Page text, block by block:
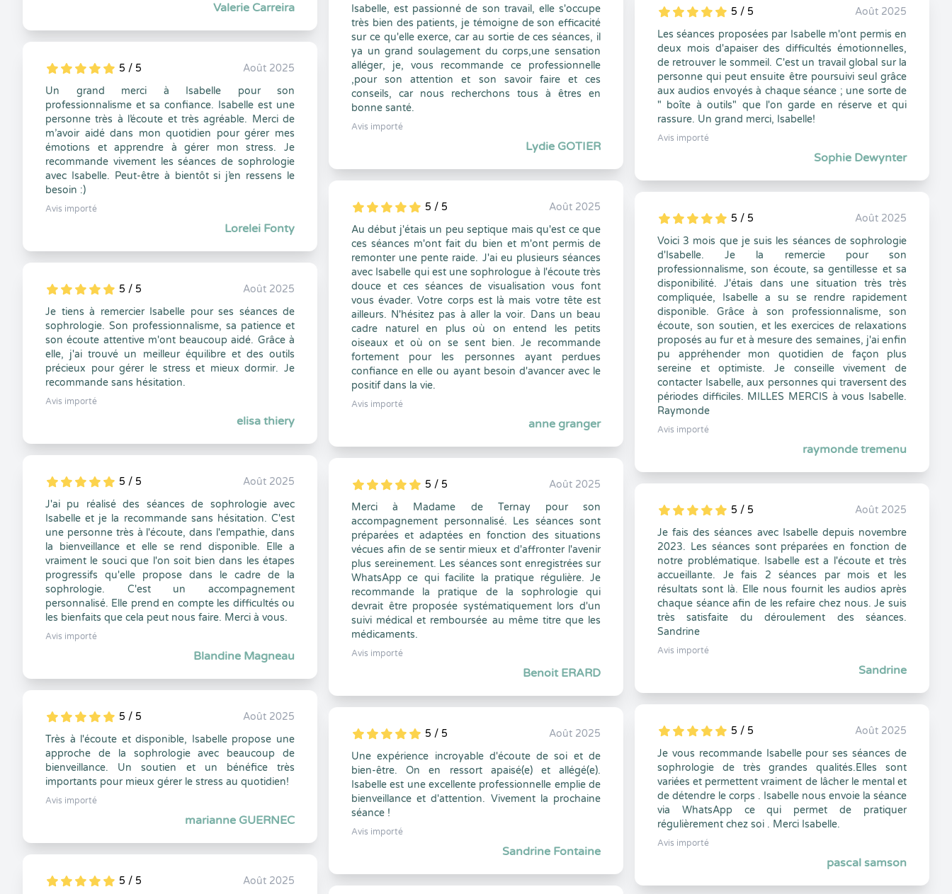
Valerie Carreira
5
1
5
0 5 / 5
Août 2025
Un grand merci à Isabelle pour son
professionnalisme et sa confiance. Isabelle est une
personne très à l’écoute et très agréable. Merci de
m’avoir aidé dans mon quotidien pour gérer mes
émotions et apprendre à gérer mon stress. Je
recommande vivement les séances de sophrologie
avec Isabelle. Peut-être à bientôt si j’en ressens le
besoin :)
Avis importé
Lorelei Fonty
5
1
5
0 5 / 5
Août 2025
Je tiens à remercier Isabelle pour ses séances de
sophrologie. Son professionnalisme, sa patience et
son écoute attentive m'ont beaucoup aidé. Grâce à
elle, j'ai trouvé un meilleur équilibre et des outils
précieux pour gérer le stress et mieux dormir. Je
recommande sans hésitation.
Avis importé
elisa thiery
5
1
5
0 5 / 5
Août 2025
J'ai pu réalisé des séances de sophrologie avec
Isabelle et je la recommande sans hésitation. C'est
une personne très à l'écoute, dans l'empathie, dans
la bienveillance et elle se rend disponible. Elle a
vraiment le souci que l'on soit bien dans les étapes
progressifs qu'elle propose dans le cadre de la
sophrologie. C'est un accompagnement
personnalisé. Elle prend en compte les difficultés ou
les bienfaits que cela peut nous faire. Merci à vous.
Avis importé
Blandine Magneau
5
1
5
0 5 / 5
Août 2025
Très à l'écoute et disponible, Isabelle propose une
approche de la sophrologie avec beaucoup de
bienveillance. Un soutien et un bénéfice très
importants pour mieux gérer le stress au quotidien!
Avis importé
marianne GUERNEC
5
1
5
0 5 / 5
Août 2025
Isabelle, est passionné de son travail, elle s'occupe
très bien des patients, je témoigne de son efficacité
sur ce qu'elle exerce, car au sortie de ces séances, il
ya un grand soulagement du corps,une sensation
alléger, je, vous recommande ce professionnelle
,pour son attention et son savoir faire et ces
conseils, car nous recherchons tous à êtres en
bonne santé.
Avis importé
Lydie GOTIER
5
1
5
0 5 / 5
Août 2025
Au début j'étais un peu septique mais qu'est ce que
ces séances m'ont fait du bien et m'ont permis de
remonter une pente raide. J'ai eu plusieurs séances
avec Isabelle qui est une sophrologue à l'écoute très
douce et ces séances de visualisation vous font
vous évader. Votre corps est là mais votre tête est
ailleurs. N'hésitez pas à aller la voir. Dans un beau
cadre naturel en plus où on entend les petits
oiseaux et où on se sent bien. Je recommande
fortement pour les personnes ayant perdues
confiance en elle ou ayant besoin d'avancer avec le
positif dans la vie.
Avis importé
anne granger
5
1
5
0 5 / 5
Août 2025
Merci à Madame de Ternay pour son
accompagnement personnalisé. Les séances sont
préparées et adaptées en fonction des situations
vécues afin de se sentir mieux et d'affronter l'avenir
plus sereinement. Les séances sont enregistrées sur
WhatsApp ce qui facilite la pratique régulière. Je
recommande la pratique de la sophrologie qui
devrait être proposée systématiquement lors d'un
suivi médical et remboursée au même titre que les
médicaments.
Avis importé
Benoit ERARD
5
1
5
0 5 / 5
Août 2025
Une expérience incroyable d'écoute de soi et de
bien-être. On en ressort apaisé(e) et allégé(e).
Isabelle est une excellente professionnelle emplie de
bienveillance et d'attention. Vivement la prochaine
séance !
Avis importé
Sandrine Fontaine
5
1
5
0 5 / 5
Août 2025
Les séances proposées par Isabelle m'ont permis en
deux mois d'apaiser des difficultés émotionnelles,
de retrouver le sommeil. C'est un travail global sur la
personne qui peut ensuite être poursuivi seul grâce
aux audios envoyés à chaque séance ; une sorte de
" boîte à outils" que l'on garde en réserve et qui
rassure. Un grand merci, Isabelle!
Avis importé
Sophie Dewynter
5
1
5
0 5 / 5
Août 2025
Voici 3 mois que je suis les séances de sophrologie
d'Isabelle. Je la remercie pour son
professionnalisme, son écoute, sa gentillesse et sa
disponibilité. J'étais dans une situation très très
compliquée, Isabelle a su se rendre rapidement
disponible. Grâce à son professionnalisme, son
écoute, son soutien, et les exercices de relaxations
proposés au fur et à mesure des semaines, j'ai enfin
pu appréhender mon quotidien de façon plus
sereine et optimiste. Je conseille vivement de
contacter Isabelle, aux personnes qui traversent des
périodes difficiles. MILLES MERCIS à vous Isabelle.
Raymonde
Avis importé
raymonde tremenu
5
1
5
0 5 / 5
Août 2025
Je fais des séances avec Isabelle depuis novembre
2023. Les séances sont préparées en fonction de
notre problématique. Isabelle est a l'écoute et très
accueillante. Je fais 2 séances par mois et les
résultats sont là. Elle nous fournit les audios après
chaque séance afin de les refaire chez nous. Je suis
très satisfaite du déroulement des séances.
Sandrine
Avis importé
Sandrine
5
1
5
0 5 / 5
Août 2025
Je vous recommande Isabelle pour ses séances de
sophrologie de très grandes qualités.Elles sont
variées et permettent vraiment de lâcher le mental et
de détendre le corps . Isabelle nous envoie la séance
via WhatsApp ce qui permet de pratiquer
régulièrement chez soi . Merci Isabelle.
Avis importé
pascal samson